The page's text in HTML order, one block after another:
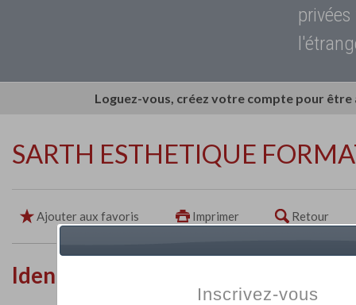
Loguez-vous, créez votre compte pour
SARTH ESTHETIQUE
Ajouter aux favoris Imprimer Retour
Identité de l'établissement
Inscrivez-vous